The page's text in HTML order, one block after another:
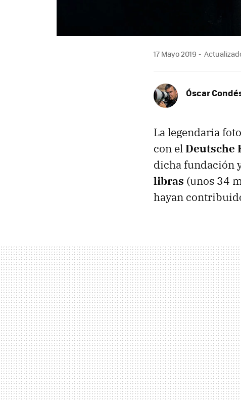
17 Mayo 2019
Óscar
La legendaria
con elDeutsche
dicha fundación
libras (unos 34
hayan